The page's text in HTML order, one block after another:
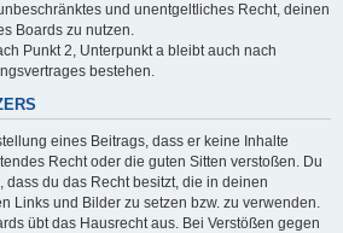
und unentgeltliches Recht, deinen
Boards zu nutzen.
Punkt 2, Unterpunkt a bleibt auch nach
bestehen.
eines Beitrags, dass er keine Inhalte
Recht oder die guten Sitten verstoßen. Du
dass du das Recht besitzt, die in deinen
Links und Bilder zu setzen bzw. zu verwenden.
übt das Hausrecht aus. Bei Verstößen gegen